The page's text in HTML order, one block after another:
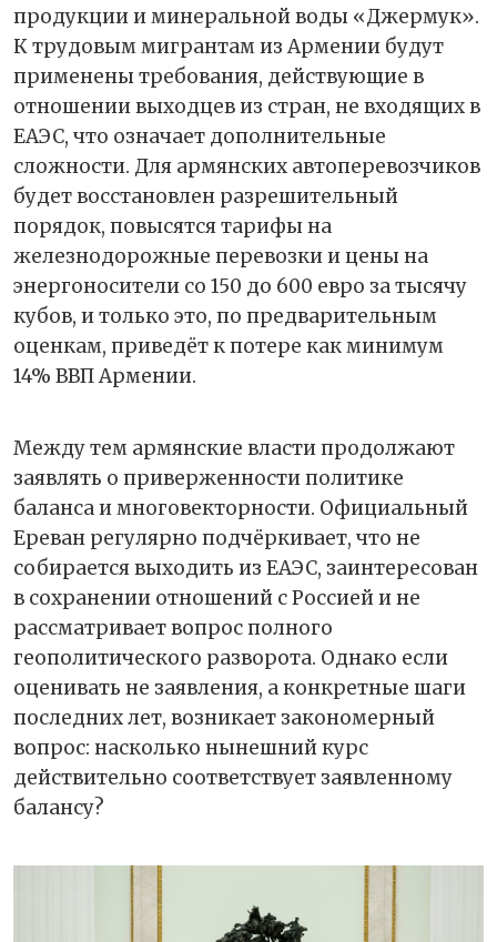
продукции и минеральной воды «Джермук».
К трудовым мигрантам из Армении будут
применены требования, действующие в
отношении выходцев из стран, не входящих в
ЕАЭС, что означает дополнительные
сложности. Для армянских автоперевозчиков
будет восстановлен разрешительный
порядок, повысятся тарифы на
железнодорожные перевозки и цены на
энергоносители со 150 до 600 евро за тысячу
кубов, и только это, по предварительным
оценкам, приведёт к потере как минимум
14% ВВП Армении.
Между тем армянские власти продолжают
заявлять о приверженности политике
баланса и многовекторности. Официальный
Ереван регулярно подчёркивает, что не
собирается выходить из ЕАЭС, заинтересован
в сохранении отношений с Россией и не
рассматривает вопрос полного
геополитического разворота. Однако если
оценивать не заявления, а конкретные шаги
последних лет, возникает закономерный
вопрос: насколько нынешний курс
действительно соответствует заявленному
балансу?